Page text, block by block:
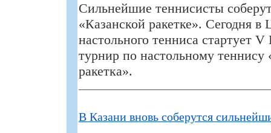
Сильнейшие теннисисты
«Казанской ракетке». Сегодня в
настольного тенниса стартует
турнир по настольному теннису
ракетка».
В Казани вновь соберутся